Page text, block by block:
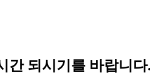
간 되시기를 바랍니다.